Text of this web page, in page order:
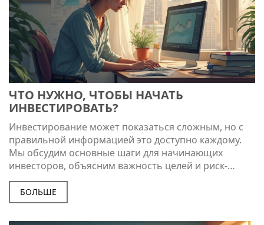
ЧТО НУЖНО, ЧТОБЫ НАЧАТЬ
ИНВЕСТИРОВАТЬ?
Инвестирование может показаться сложным, но с
правильной информацией это доступно каждому.
Мы обсудим основные шаги для начинающих
инвесторов, объясним важность целей и риск-
менеджмента, а также дадим советы по выбору
стратегий и инструментов. Узнайте, как избежать
типичных ошибок и создать эффективный
БОЛЬШЕ